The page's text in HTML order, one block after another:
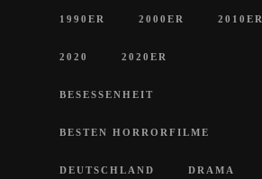
1990ER 2000ER 2010ER
2020 2020ER
BESESSENHEIT
BESTEN HORRORFILME
DEUTSCHLAND DRAMA